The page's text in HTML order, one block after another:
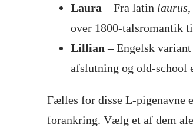
Laura – Fra latin laurus
over 1800-talsromantik
Lillian – Engelsk
afslutning og old-school
Fælles for disse L-pigenavne
forankring. Vælg et af dem